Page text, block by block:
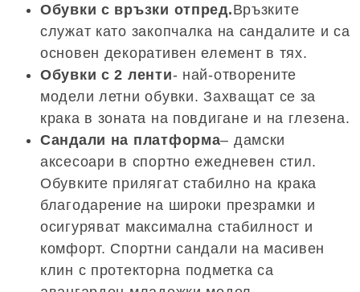
Обувки с връзки отпред.Връзките
служат като закопчалка на сандалите и са
основен декоративен елемент в тях.
Обувки с 2 ленти- най-отворените
модели летни обувки. Захващат се за
крака в зоната на повдигане и на глезена.
Сандали на платформа– дамски
аксесоари в спортно ежедневен стил.
Обувките прилягат стабилно на крака
благодарение на широки презрамки и
осигуряват максимална стабилност и
комфорт. Спортни сандали на масивен
клин с протекторна подметка са